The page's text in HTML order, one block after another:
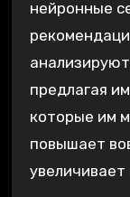
нейронные
предлагая
которые им
повышает